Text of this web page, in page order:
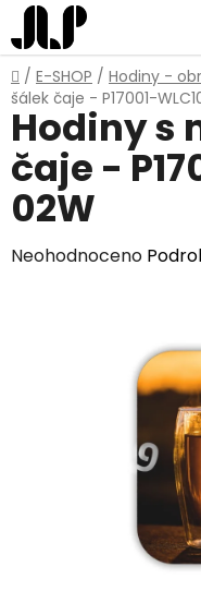
Přejít
na
obsah
Domů
/ E-SHOP / Hodiny -
šálek čaje - P17001-
Hodiny s
čaje -
02W
Průměrné
Neohodnoceno